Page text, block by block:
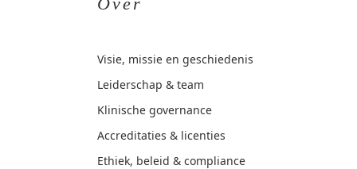
Visie, missie en geschiedenis
Leiderschap & team
Klinische governance
Accreditaties & licenties
Ethiek, beleid & compliance